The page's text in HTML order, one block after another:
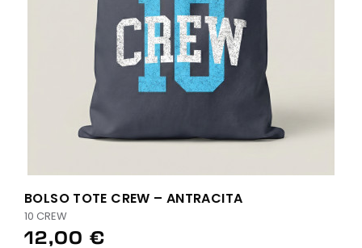
BOLSO TOTE CREW – ANTRACITA
10 CREW
12,00 €